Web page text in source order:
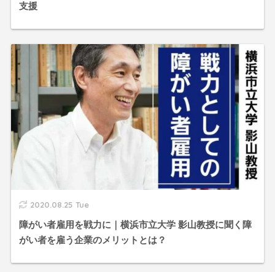
支援
2020.08.25 Tue
障がい者雇用を戦力に｜横浜市立大学 影山教授に聞く障
がい者を雇う企業のメリットとは？